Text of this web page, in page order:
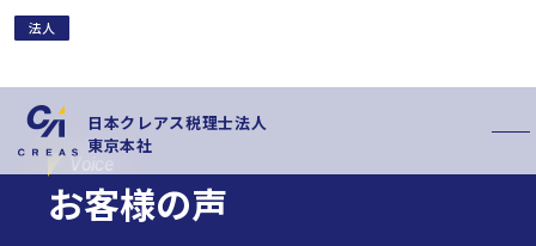
日本クレアス税理士法人
東京本社
Voice
お客様の声
法人
法人
法人
法人
法人
法人
法人
法人
法人
法人
法人
法人